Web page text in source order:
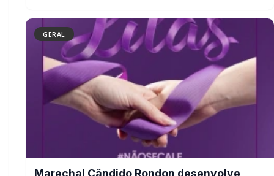
GERAL
Marechal Cândido Rondon desenvolve